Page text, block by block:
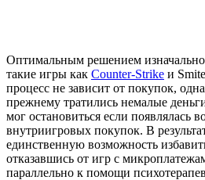
Оптимальным решением изначально
такие игры как Counter-Strike и
процесс не зависит от покупок,
прежнему тратились немалые
мог остановиться если появлялась
внутриигровых покупок. В
единственную возможность
отказавшись от игр с
параллельно к помощи